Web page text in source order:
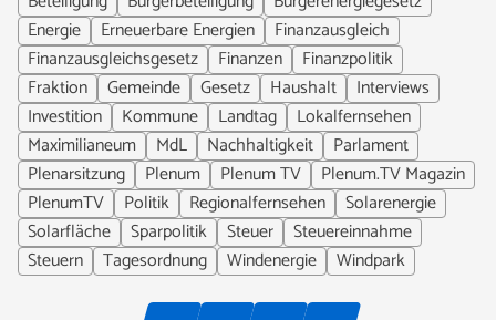
Energie
Erneuerbare Energien
Finanzausgleich
Finanzausgleichsgesetz
Finanzen
Finanzpolitik
Fraktion
Gemeinde Gesetz Haushalt
Interviews
Investition
Kommune Landtag
Lokalfernsehen
Maximilianeum
MdL Nachhaltigkeit
Parlament
Plenarsitzung
Plenum Plenum TV
Plenum.TV Magazin
PlenumTV
Politik Regionalfernsehen
Solarenergie
Solarfläche
Sparpolitik Steuer
Steuereinnahme
Steuern
Tagesordnung Windenergie Windpark